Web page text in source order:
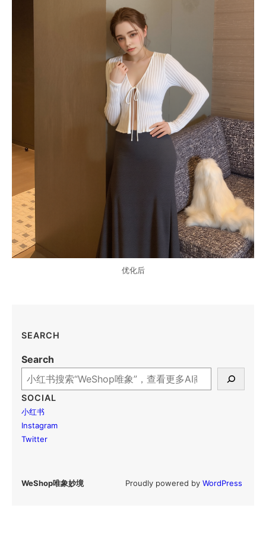
优化后
SEARCH
Search
SOCIAL
小红书
Instagram
Twitter
WeShop唯象妙境 Proudly powered by WordPress